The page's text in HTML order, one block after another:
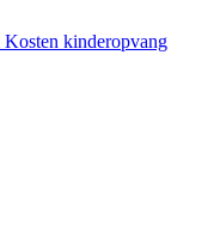
Kosten kinderopvang